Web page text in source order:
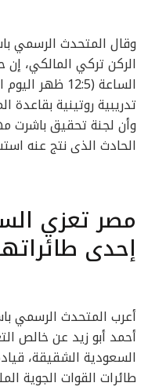
وقال المتحدث الرسمي
الركن تركي المالكي،
الساعة (12:5
تدريبية روتينية بقاعدة
وأن لجنة تحقيق باشرت
الحادث الذى نتج عنه
مصر تعزي
إحدى
أعرب المتحدث الرسمي
أحمد أبو زيد عن خالص
السعودية الشقيقة،
طائرات القوات الجوية